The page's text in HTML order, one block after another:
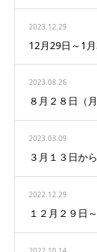
2023.12.29
12月29日～1
2023.08.26
８月２８日（
2023.03.09
３月１３日か
2022.12.29
１２月２９日